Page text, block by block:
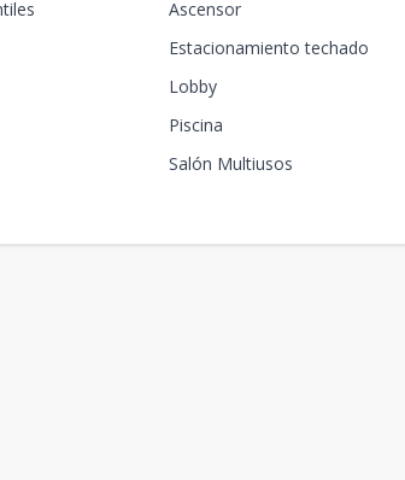
Ascensor
Estacionamiento techado
Lobby
Piscina
Salón Multiusos